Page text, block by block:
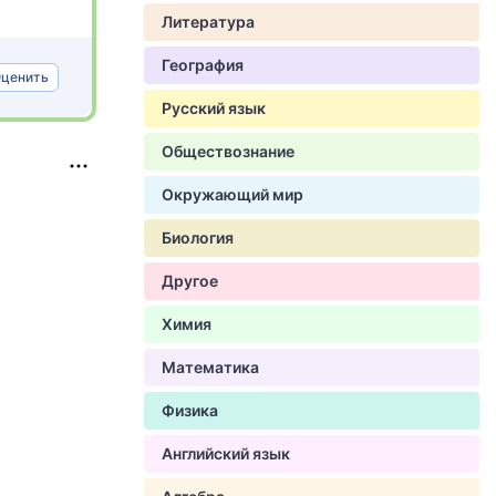
Литература
География
Русский язык
Обществознание
Окружающий мир
Биология
Другое
Химия
Математика
Физика
Английский язык